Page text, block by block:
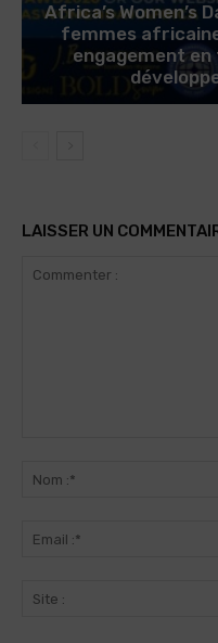
Africa’s Women’s
femmes
engagement en
LAISSER UN